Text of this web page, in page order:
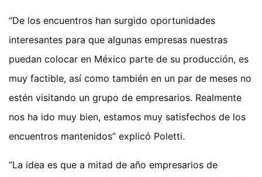
“De los encuentros han surgido oportunidades
interesantes para que algunas empresas nuestras
puedan colocar en México parte de su producción, es
muy factible, así como también en un par de meses no
estén visitando un grupo de empresarios. Realmente
nos ha ido muy bien, estamos muy satisfechos de los
encuentros mantenidos” explicó Poletti.
“La idea es que a mitad de año empresarios de